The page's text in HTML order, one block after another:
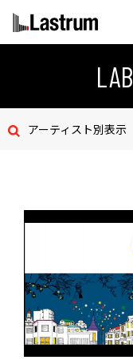
プライバシーポリシー
ENGLISH PAGE
アーティスト別表示